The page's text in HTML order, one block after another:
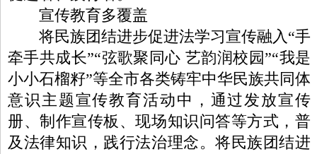
宣传教育多覆盖
将民族团结进步促进法学习宣传融入“手
牵手共成长”“弦歌聚同心 艺韵润校园”“我是
小小石榴籽”等全市各类铸牢中华民族共同体
意识主题宣传教育活动中，通过发放宣传
册、制作宣传板、现场知识问答等方式，普
及法律知识，践行法治理念。将民族团结进